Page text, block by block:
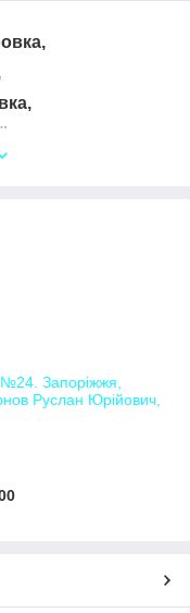
Запоріжжя,
Руслан Юрійович,